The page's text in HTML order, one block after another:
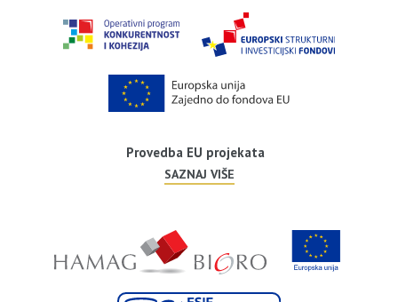
Provedba EU projekata
SAZNAJ VIŠE